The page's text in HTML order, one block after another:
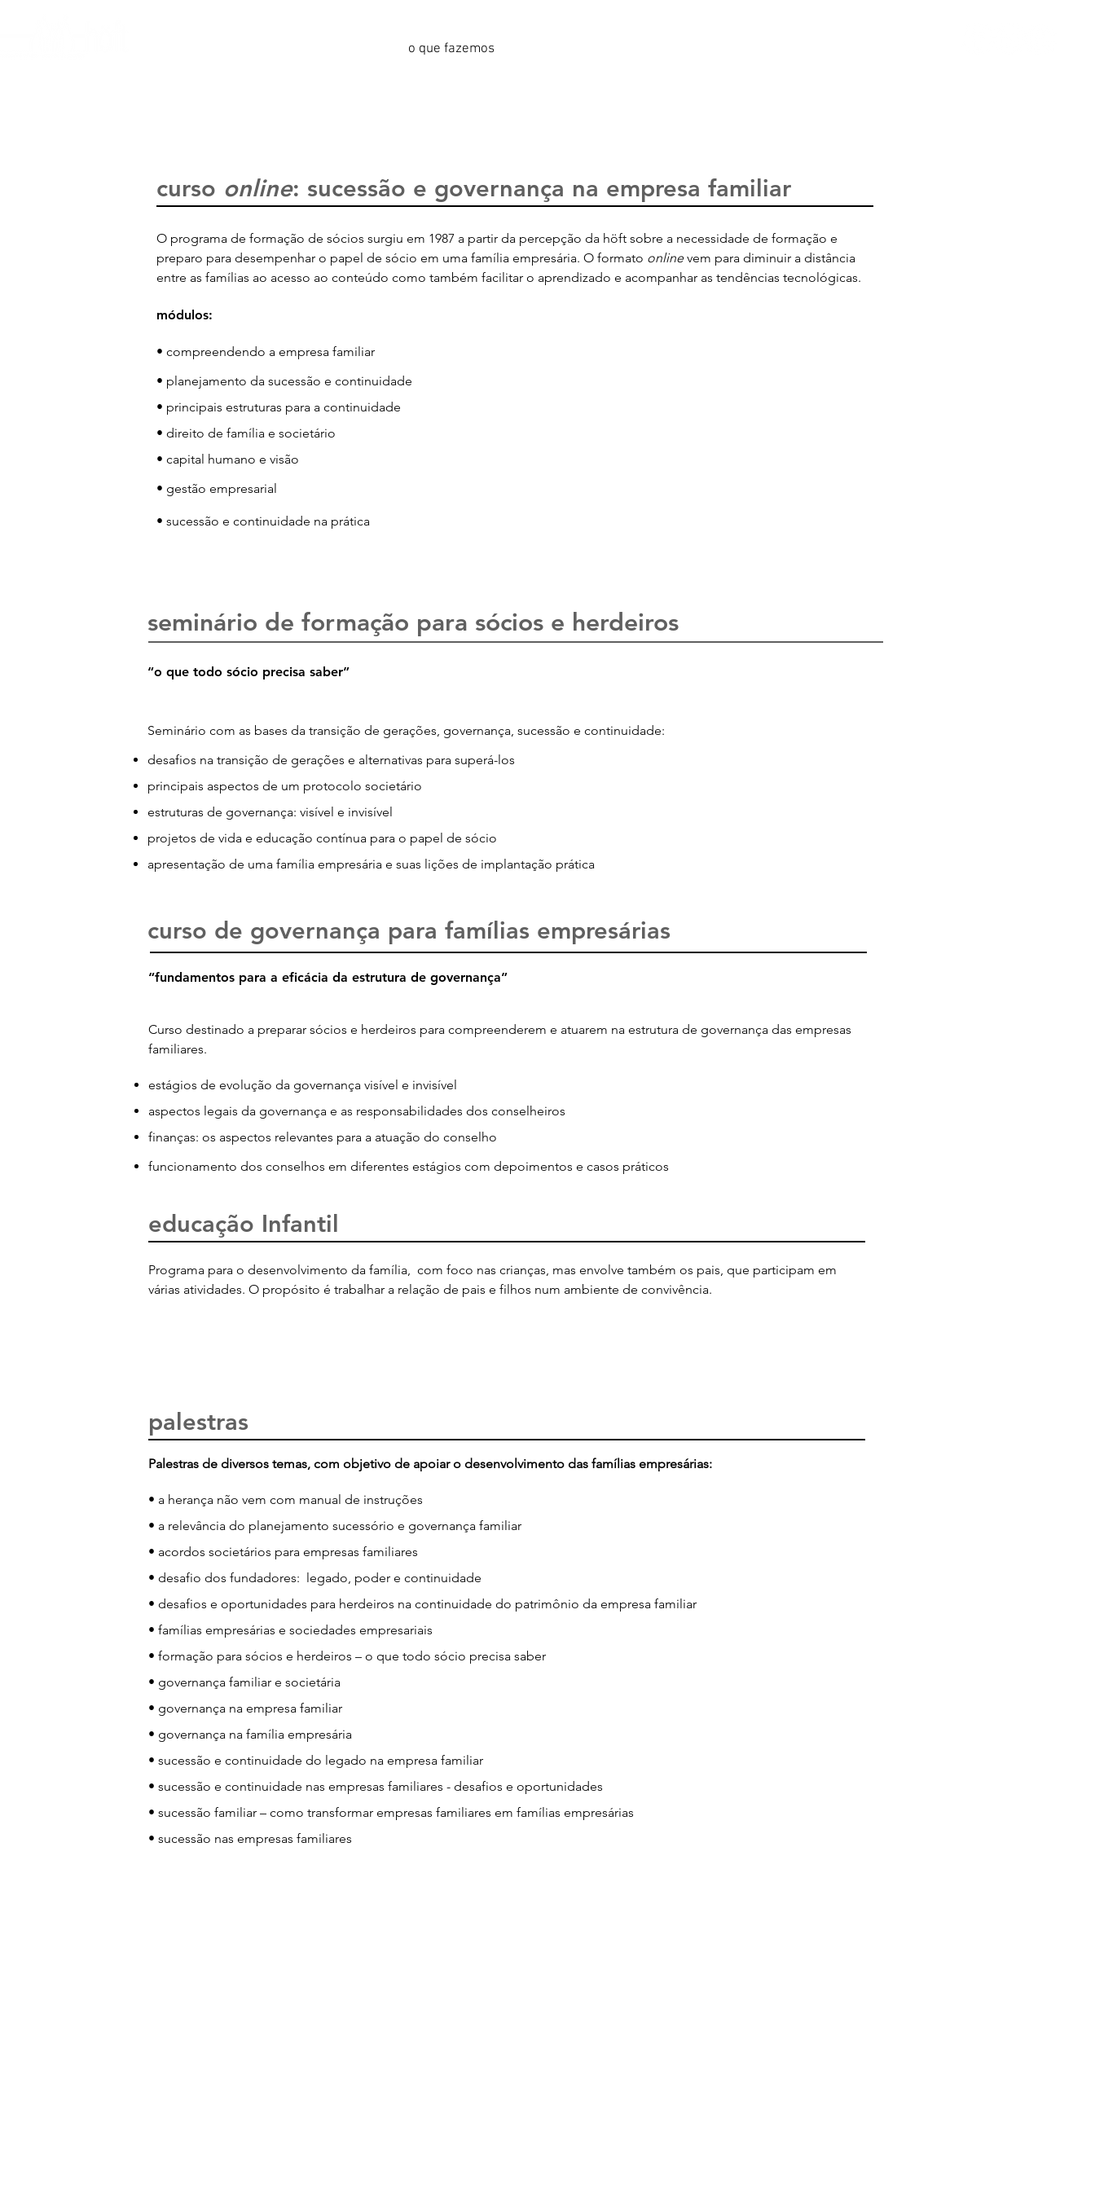
o que fazemos
curso online: sucessão e governança na empresa familiar
O programa de formação de sócios surgiu em 1987 a partir da percepção da höft sobre a necessidade de formação e
preparo para desempenhar o papel de sócio em uma família empresária. O formato onlinevem para diminuir a distância
entre as famílias ao acesso ao conteúdo como também facilitar o aprendizado e acompanhar as tendências tecnológicas.
módulos:
• compreendendo a empresa familiar
• planejamento da sucessão e continuidade
• principais estruturas para a continuidade
• direito de família e societário
• capital humano e visão
• gestão empresarial
• sucessão e continuidade na prática
seminário de formação para sócios e herdeiros
“o que todo sócio precisa saber”
Seminário com as bases da transição de gerações, governança, sucessão e continuidade:
desafios na transição de gerações e alternativas para superá-los
principais aspectos de um protocolo societário
estruturas de governança: visível e invisível
projetos de vida e educação contínua para o papel de sócio
apresentação de uma família empresária e suas lições de implantação prática
curso de governança para famílias empresárias
“fundamentos para a eficácia da estrutura de governança”
Curso destinado a preparar sócios e herdeiros para compreenderem e atuarem na estrutura de governança das empresas
familiares.
estágios de evolução da governança visível e invisível
aspectos legais da governança e as responsabilidades dos conselheiros
finanças: os aspectos relevantes para a atuação do conselho
funcionamento dos conselhos em diferentes estágios com depoimentos e casos práticos
educação Infantil
Programa para o desenvolvimento da família, com foco nas crianças, mas envolve também os pais, que participam em
várias atividades. O propósito é trabalhar a relação de pais e filhos num ambiente de convivência.
palestras
Palestras de diversos temas, com objetivo de apoiar o desenvolvimento das famílias empresárias:
• a herança não vem com manual de instruções
• a relevância do planejamento sucessório e governança familiar
• acordos societários para empresas familiares
• desafio dos fundadores: legado, poder e continuidade
• desafios e oportunidades para herdeiros na continuidade do patrimônio da empresa familiar
• famílias empresárias e sociedades empresariais
• formação para sócios e herdeiros – o que todo sócio precisa saber
• governança familiar e societária
• governança na empresa familiar
• governança na família empresária
• sucessão e continuidade do legado na empresa familiar
• sucessão e continuidade nas empresas familiares - desafios e oportunidades
• sucessão familiar – como transformar empresas familiares em famílias empresárias
• sucessão nas empresas familiares